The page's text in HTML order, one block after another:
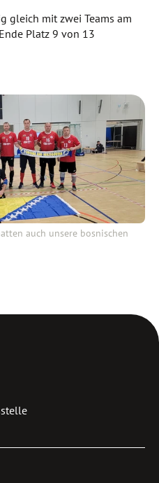
gleich mit zwei Teams am
Platz 9 von 13
auch unsere bosnischen